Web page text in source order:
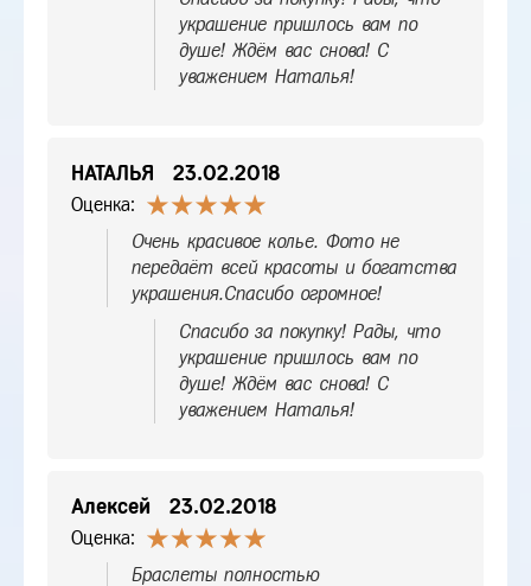
украшение пришлось вам по
душе! Ждём вас снова! С
уважением Наталья!
НАТАЛЬЯ 23.02.2018
Оценка:
Очень красивое колье. Фото не
передаёт всей красоты и богатства
украшения.Спасибо огромное!
Спасибо за покупку! Рады, что
украшение пришлось вам по
душе! Ждём вас снова! С
уважением Наталья!
Алексей 23.02.2018
Оценка:
Браслеты полностью